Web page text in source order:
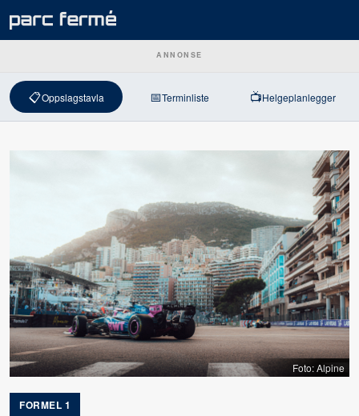
ANNONSE
📋Oppslagstavla 📅Terminliste 📺Helgeplanlegger
Foto: Alpine
FORMEL 1